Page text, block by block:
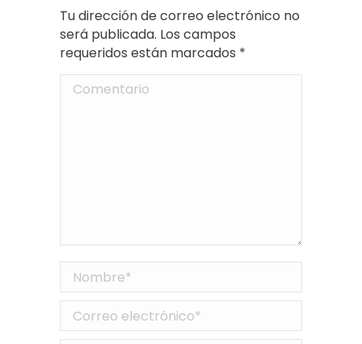
Tu dirección de correo electrónico no
será publicada. Los campos
requeridos están marcados *
Comentario
Nombre *
Correo electrónico *